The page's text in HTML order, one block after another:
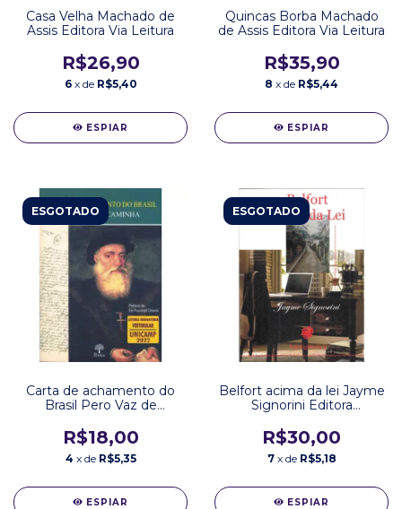
Casa Velha Machado de
Assis Editora Via Leitura
R$26,90
6 x de R$5,40
ESPIAR
Quincas Borba Machado
de Assis Editora Via Leitura
R$35,90
8 x de R$5,44
ESPIAR
ESGOTADO
Carta de achamento do
Brasil Pero Vaz de
R$18,00
4 x de R$5,35
ESPIAR
ESGOTADO
Belfort acima da lei Jayme
Signorini Editora
R$30,00
7 x de R$5,18
ESPIAR